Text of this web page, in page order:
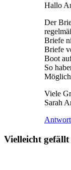
Hallo
Der
Briefe
Briefe
Boot
So
Viele
Sarah
Vielleicht